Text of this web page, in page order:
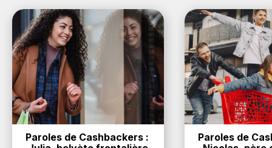
Paroles de Cashbackers :
Paroles de